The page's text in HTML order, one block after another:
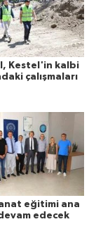
Kestel'in kalbi
çalışmaları
eğitimi ana
edecek